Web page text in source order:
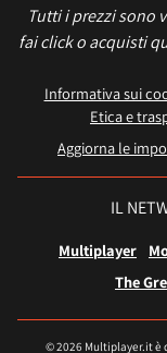
Tutti i prezzi sono
fai click o acquisti
Informativa sui
Etica e
Aggiorna le
IL
Multiplayer
The
© 2026 Multiplayer.it è